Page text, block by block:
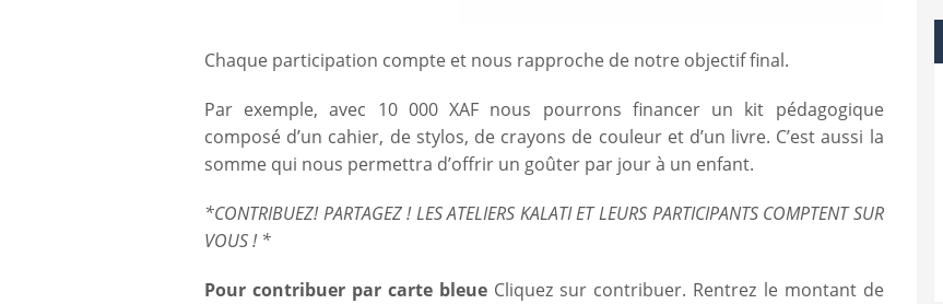
Chaque participation compte et nous rapproche de notre objectif final.
Par exemple, avec 10 000 XAF nous pourrons financer un kit pédagogique
composé d’un cahier, de stylos, de crayons de couleur et d’un livre. C’est aussi la
somme qui nous permettra d’offrir un goûter par jour à un enfant.
*CONTRIBUEZ! PARTAGEZ ! LES ATELIERS KALATI ET LEURS PARTICIPANTS COMPTENT SUR
VOUS ! *
Pour contribuer par carte bleue Cliquez sur contribuer. Rentrez le montant de